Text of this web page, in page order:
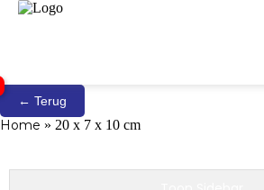
← Terug
Home » 20 x 7 x 10 cm